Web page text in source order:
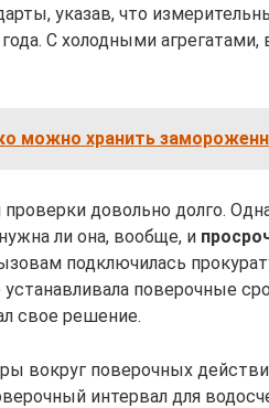
указав, что
С холодными
можно хранить
довольно долго.
ли она, вообще, и
подключилась
поверочные
свое решение.
вокруг поверочных
интервал для